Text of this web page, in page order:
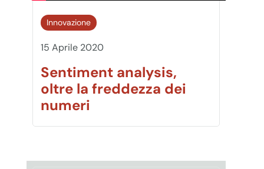
Innovazione
15 Aprile 2020
Sentiment analysis,
oltre la freddezza dei
numeri